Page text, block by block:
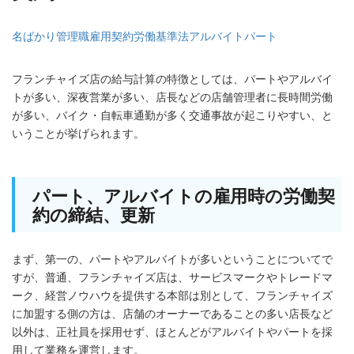
名ばかり管理職雇用契約労働基準法アルバイトパート
フランチャイズ店の給与計算の特徴としては、パートやアルバイ
トが多い、深夜営業が多い、店長などの店舗管理者に長時間労働
が多い、バイク・自転車通勤が多く交通事故が起こりやすい、と
いうことが挙げられます。
パート、アルバイトの雇用時の労働契
約の締結、更新
まず、第一の、パートやアルバイトが多いということについてで
すが、普通、フランチャイズ店は、サービスマークやトレードマ
ーク、経営ノウハウを提供する本部は別として、フランチャイズ
に加盟する側の方は、店舗のオーナーであることの多い店長など
以外は、正社員を採用せず、ほとんどがアルバイトやパートを採
用して業務を運営します。